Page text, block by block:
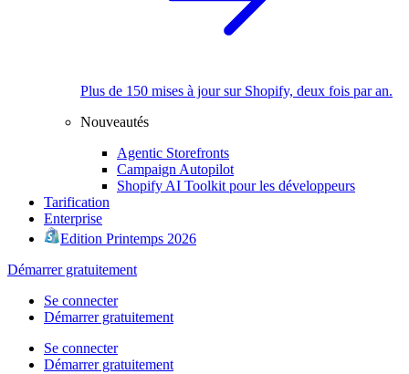
Plus de 150 mises à jour sur Shopify, deux fois par an.
Nouveautés
Agentic Storefronts
Campaign Autopilot
Shopify AI Toolkit pour les développeurs
Tarification
Enterprise
Edition Printemps 2026
Démarrer gratuitement
Se connecter
Démarrer gratuitement
Se connecter
Démarrer gratuitement